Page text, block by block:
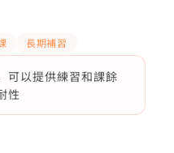
長期補習
可以提供練習和課餘
性